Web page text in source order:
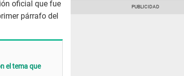
oficial que fue
párrafo del
el tema que